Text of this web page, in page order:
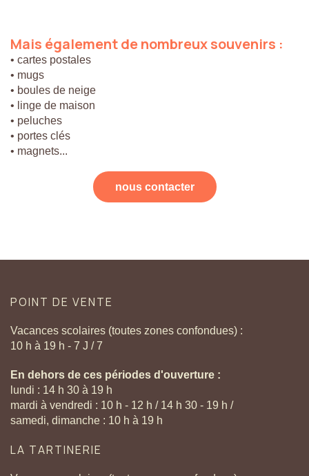
Mais égalementdenombreuxsouvenirs :
• cartes postales
• mugs
• boules de neige
• linge de maison
• peluches
• portes clés
• magnets...
nous contacter
POINT DE VENTE
Vacances scolaires (toutes zones confondues) :
10 h à 19 h - 7 J / 7
En dehors de ces périodes d'ouverture :
lundi : 14 h 30 à 19 h
mardi à vendredi : 10 h - 12 h / 14 h 30 - 19 h /
samedi, dimanche : 10 h à 19 h
LA TARTINERIE